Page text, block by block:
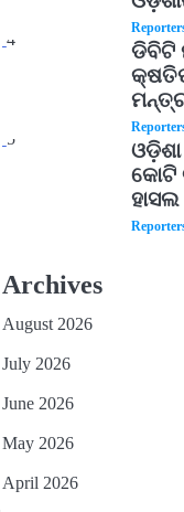
4
ଡିବିଟି
5
କୋଟି
ହାସଲ
Archives
August 2026
July 2026
June 2026
May 2026
April 2026